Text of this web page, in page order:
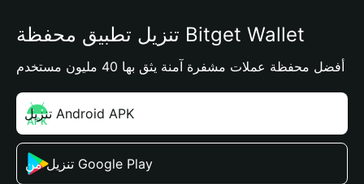
تنزيل تطبيق محفظة Bitget Wallet
أفضل محفظة عملات مشفرة آمنة يثق بها 40 مليون مستخدم
تنزيل Android APK
تنزيل من Google Play